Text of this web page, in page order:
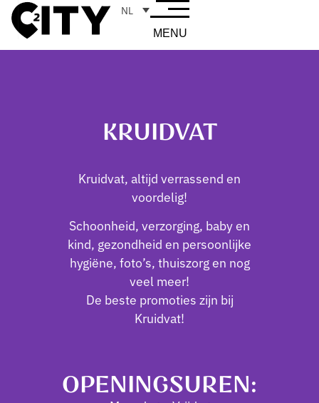
NL
MENU
KRUIDVAT
Kruidvat, altijd verrassend en
voordelig!
Schoonheid, verzorging, baby en
kind, gezondheid en persoonlijke
hygiëne, foto’s, thuiszorg en nog
veel meer!
De beste promoties zijn bij
Kruidvat!
OPENINGSUREN: